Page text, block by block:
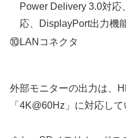
Power Delivery 3.0対
応、DisplayPort出力機
⑩LANコネクタ
外部モニターの出力は、
「4K@60Hz」に対応して